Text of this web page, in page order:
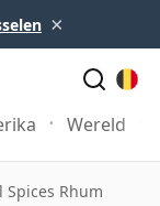
×
Wereld
Rhum